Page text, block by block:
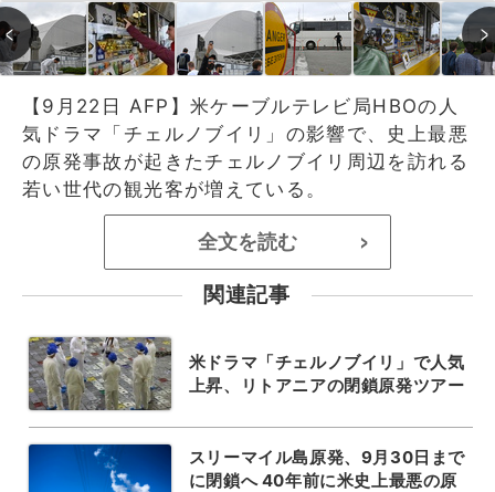
【9月22日 AFP】米ケーブルテレビ局HBOの人
気ドラマ「チェルノブイリ」の影響で、史上最悪
の原発事故が起きたチェルノブイリ周辺を訪れる
若い世代の観光客が増えている。
全文を読む >
関連記事
米ドラマ「チェルノブイリ」で人気
上昇、リトアニアの閉鎖原発ツアー
スリーマイル島原発、9月30日まで
に閉鎖へ 40年前に米史上最悪の原